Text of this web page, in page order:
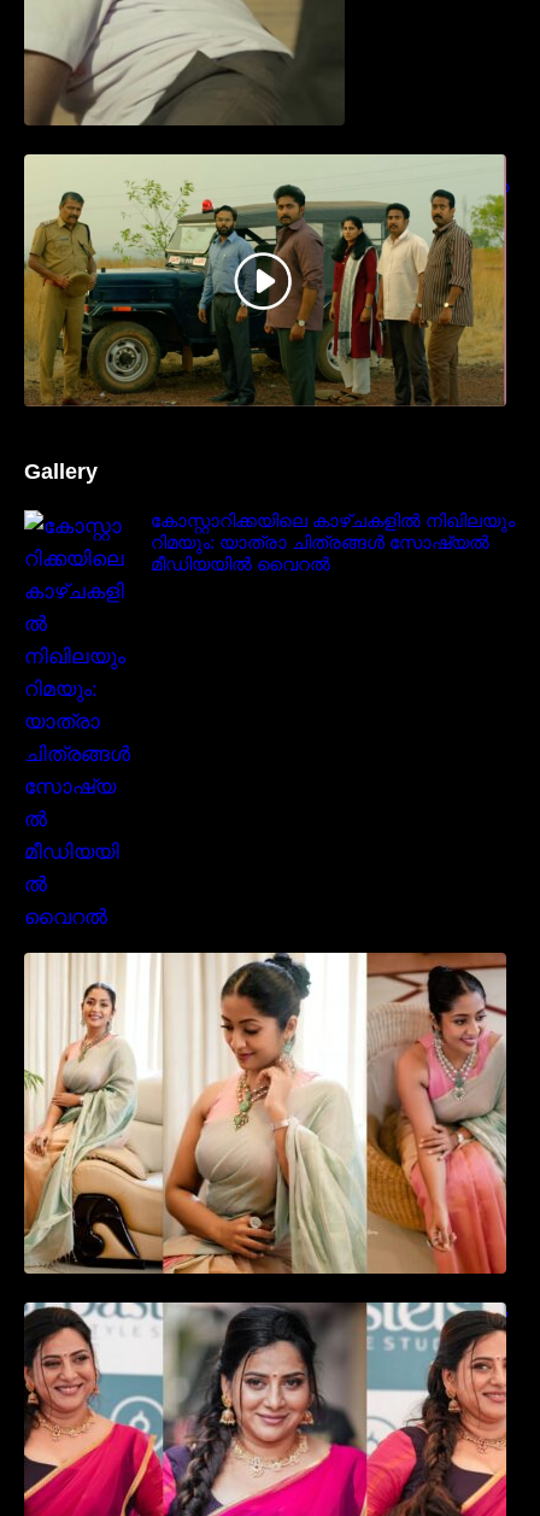
എത്തുന്ന “പാർട്നെർസ്” പ്രേക്ഷക ശ്രദ്ധ
നേടിയ ടീസർ കാണാം..
Gallery
കോസ്റ്റാറിക്കയിലെ കാഴ്ചകളിൽ നിഖിലയും
റിമയും: യാത്രാ ചിത്രങ്ങൾ സോഷ്യൽ
മീഡിയയിൽ വൈറൽ
സാരിയിൽ സുന്ദരിയായി മലയിലകളുടെ
പ്രിയ താരം നവ്യാ നായർ| Malayalam
favourite actress Navya Nair cute in saree
ഉദ്ഘാടന വേദിയിൽ ആരാധരെ മയക്കുന്ന
തകർപ്പൻ ഡൻസുമായി അന്ന രാജൻ..